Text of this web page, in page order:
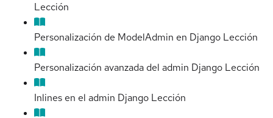
Lección
Personalización de ModelAdmin en Django Lección
Personalización avanzada del admin Django Lección
Inlines en el admin Django Lección